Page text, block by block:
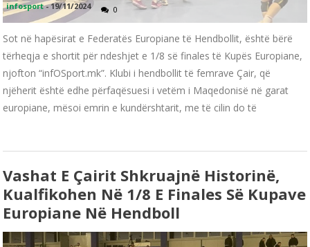
infosport -19/11/2024 0
Sot në hapësirat e Federatës Europiane të Hendbollit, është bërë
tërheqja e shortit për ndeshjet e 1/8 së finales të Kupës Europiane,
njofton “infOSport.mk”. Klubi i hendbollit të femrave Çair, që
njëherit është edhe përfaqësuesi i vetëm i Maqedonisë në garat
europiane, mësoi emrin e kundërshtarit, me të cilin do të
Vashat E Çairit Shkruajnë Historinë,
Kualfikohen Në 1/8 E Finales Së Kupave
Europiane Në Hendboll